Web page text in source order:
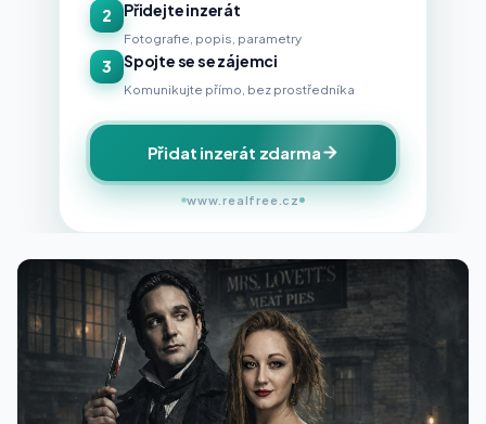
2 Přidejte inzerát
Fotografie, popis, parametry
3 Spojte se se zájemci
Komunikujte přímo, bez prostředníka
Přidat inzerát zdarma
www.realfree.cz